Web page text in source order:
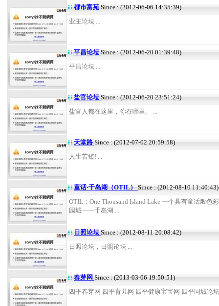
都市富苑 Since : (2012-06-06 14:35:39)
业主论坛 ...
平昌论坛Since : (2012-06-20 01:39:48)
平昌论坛 ...
盐官论坛Since : (2012-06-20 23:51:24)
盐官人都在这里，你在哪里。 ...
天堂路Since : (2012-07-02 20:59:58)
人生苦短! ...
童话·千岛湖（OTIL） Since : (2012-08-10 11:40:43)
OTIL：One Thousand Island Lake 一个具有童话般色
园城——千岛湖 ...
日照论坛Since : (2012-08-11 20:08:42)
日照论坛，日照论坛 ...
春芽网 Since : (2013-03-06 19:50:51)
四平春芽网 四平育儿网 四平健康宝宝网 四平同城论